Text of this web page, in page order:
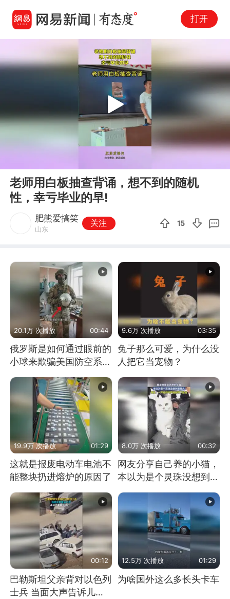
打开
Play
老师用白板抽查背诵，想不到的随机
性，幸亏毕业的早!
肥熊爱搞笑
山东
关注 15
20.1万 次播放 00:44
俄罗斯是如何通过眼前的
小球来欺骗美国防空系统
的
9.6万 次播放 03:35
兔子那么可爱，为什么没
人把它当宠物？
19.9万 次播放 01:29
这就是报废电动车电池不
能整块扔进熔炉的原因了
8.0万 次播放 00:32
网友分享自己养的小猫，
本以为是个灵珠没想到是
00:12
巴勒斯坦父亲背对以色列
士兵 当面大声告诉儿
12.5万 次播放 01:29
为啥国外这么多长头卡车